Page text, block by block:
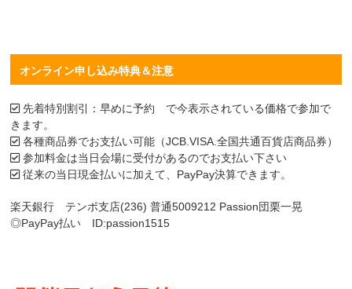
オンライン申し込み特典＆注意
先着特別割引：早めに予約 で今表示されている価格で参加で
きます。
各種商品券でお支払い可能（JCB.VISA.全国共通百貨店商品券）
参加料金は当日会場に受付があるのでお支払い下さい
従来の当日現金払いに加えて、PayPay決算できます。
楽天銀行 テンポ支店(236) 普通5009212 Passion団栗一晃
◎PayPay払い ID:passion1515